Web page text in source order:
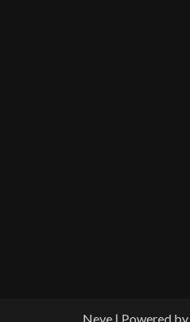
Neve | Powered by